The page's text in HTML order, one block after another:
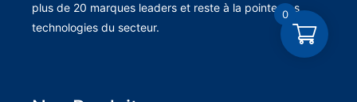
plus de 20 marques leaders et reste à la pointe des
technologies du secteur.
0